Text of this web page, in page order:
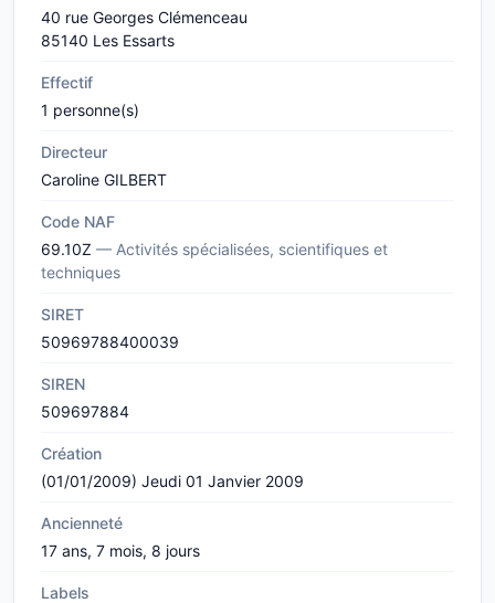
40 rue Georges Clémenceau
85140 Les Essarts
Effectif
1 personne(s)
Directeur
Caroline GILBERT
Code NAF
69.10Z — Activités spécialisées, scientifiques et
techniques
SIRET
50969788400039
SIREN
509697884
Création
(01/01/2009) Jeudi 01 Janvier 2009
Ancienneté
17 ans, 7 mois, 8 jours
Labels